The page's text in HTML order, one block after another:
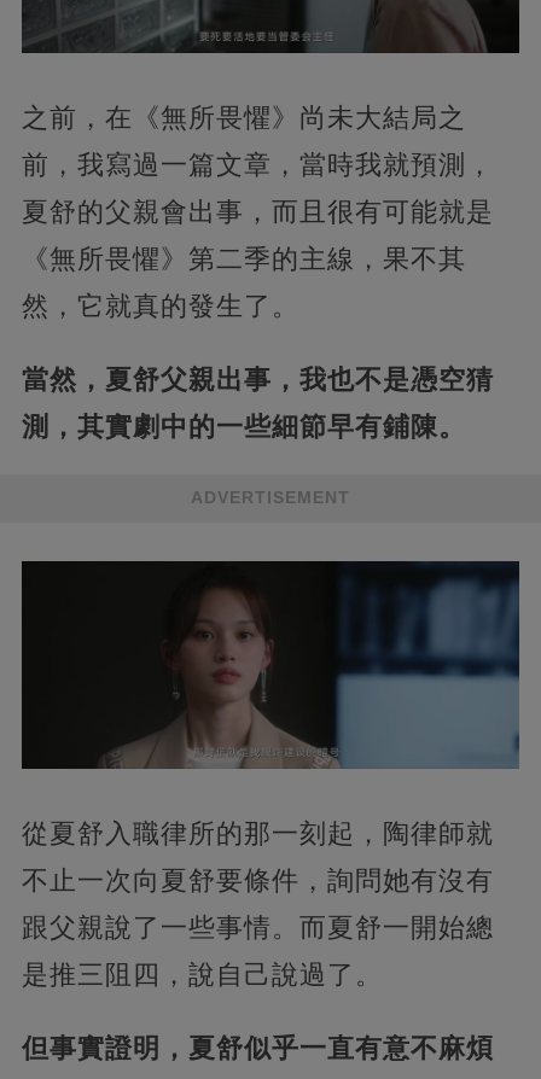
之前，在《無所畏懼》尚未大結局之
前，我寫過一篇文章，當時我就預測，
夏舒的父親會出事，而且很有可能就是
《無所畏懼》第二季的主線，果不其
然，它就真的發生了。
當然，夏舒父親出事，我也不是憑空猜
測，其實劇中的一些細節早有鋪陳。
ADVERTISEMENT
從夏舒入職律所的那一刻起，陶律師就
不止一次向夏舒要條件，詢問她有沒有
跟父親說了一些事情。而夏舒一開始總
是推三阻四，說自己說過了。
但事實證明，夏舒似乎一直有意不麻煩